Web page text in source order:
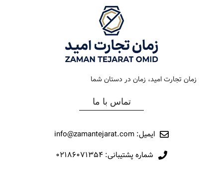
کلاسیک
رفرانس 12021
جنس بند
نوع ساعت
رفرانس
برند
زمان تجارت امید، زمان در دستان شما
تماس با ما
ایمیل: info@zamantejarat.com
شماره پشتیبانی: ۰۲۱۸۶۰۷۱۳۵۴